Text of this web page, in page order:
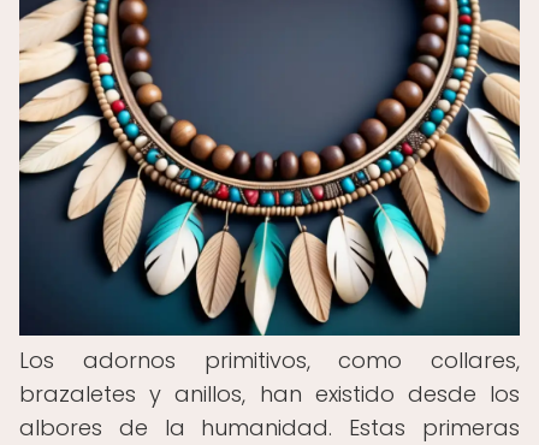
Los adornos primitivos, como collares,
brazaletes y anillos, han existido desde los
albores de la humanidad. Estas primeras